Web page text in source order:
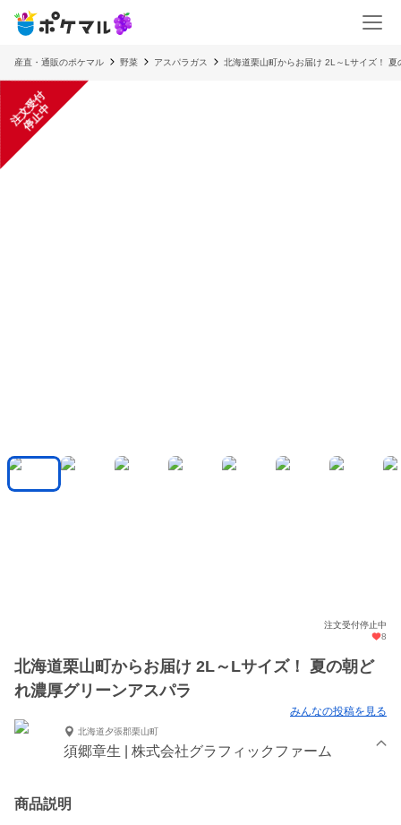
産直・通販のポケマル 野菜 アスパラガス 北海道栗山町からお届け 2L～Lサイズ！ 夏
注
文
受
付
停
止
中
注文受付停止中
8
北海道栗山町からお届け 2L～Lサイズ！ 夏の朝ど
れ濃厚グリーンアスパラ
みんなの投稿を見る
北海道夕張郡栗山町
須郷章生 | 株式会社グラフィックファーム
商品説明